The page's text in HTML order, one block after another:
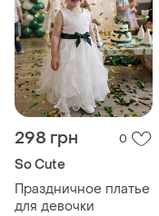
298 грн 0
So Cute
Праздничное платье
для девочки